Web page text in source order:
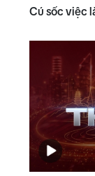
Cú sốc việc